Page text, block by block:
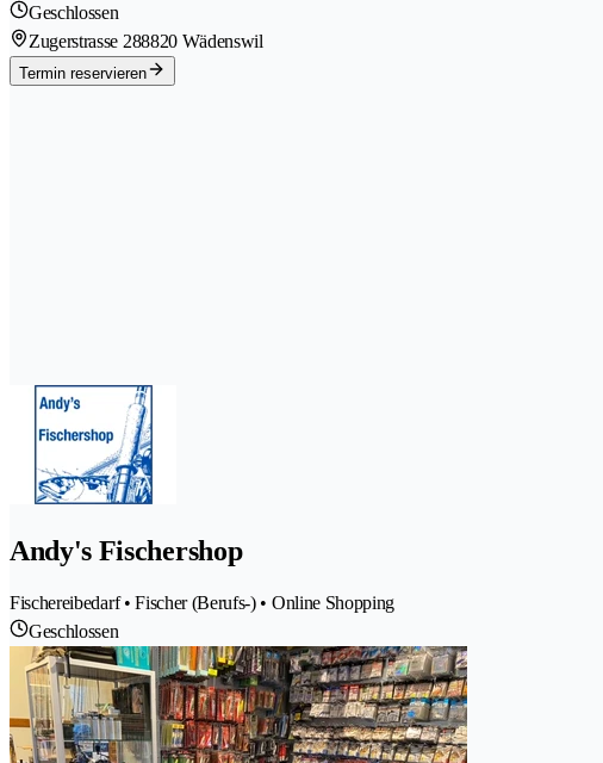
Geschlossen
Zugerstrasse 288820 Wädenswil
Termin reservieren
Andy's Fischershop
Fischereibedarf • Fischer (Berufs-) • Online Shopping
Geschlossen